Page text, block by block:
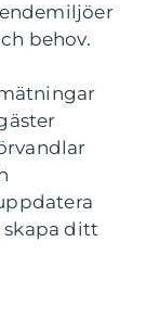
behov.
ditt